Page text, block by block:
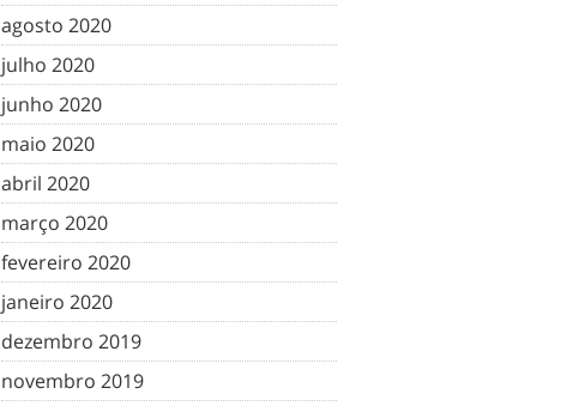
agosto 2020
julho 2020
junho 2020
maio 2020
abril 2020
março 2020
fevereiro 2020
janeiro 2020
dezembro 2019
novembro 2019